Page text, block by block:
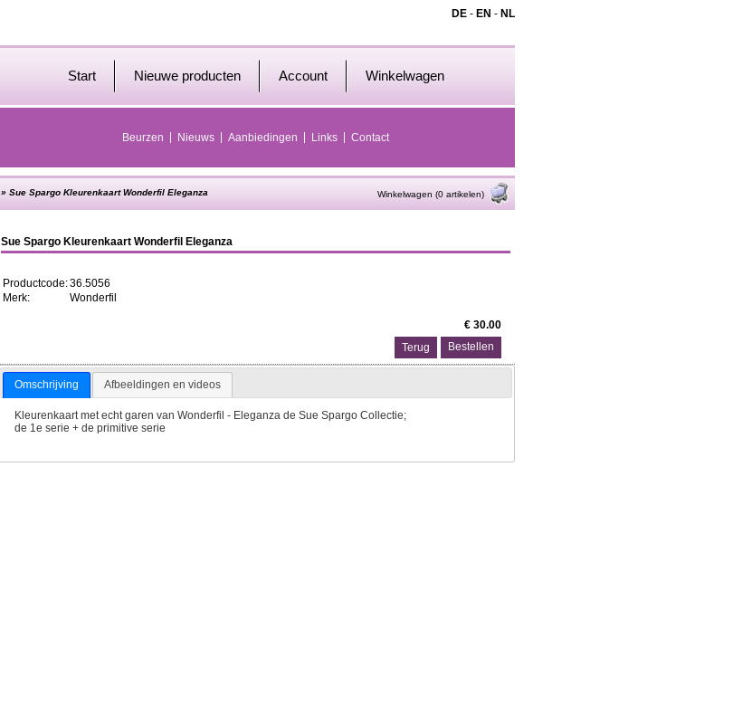
DE - EN - NL
Start Nieuwe producten Account Winkelwagen
Beurzen Nieuws Aanbiedingen Links Contact
» Sue Spargo Kleurenkaart Wonderfil Eleganza Winkelwagen (0 artikelen)
Sue Spargo Kleurenkaart Wonderfil Eleganza
Productcode:36.5056
Merk:
Wonderfil
€ 30.00
Terug
Omschrijving Afbeeldingen en videos
Kleurenkaart met echt garen van Wonderfil - Eleganza de Sue Spargo Collectie;
de 1e serie + de primitive serie